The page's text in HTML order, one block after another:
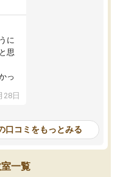
に
思
っ
28日
口コミをもっとみる
一覧